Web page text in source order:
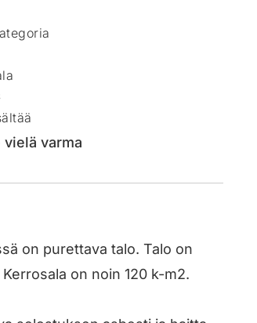
vielä varma
on purettava talo. Talo on
on noin 120 k-m2.